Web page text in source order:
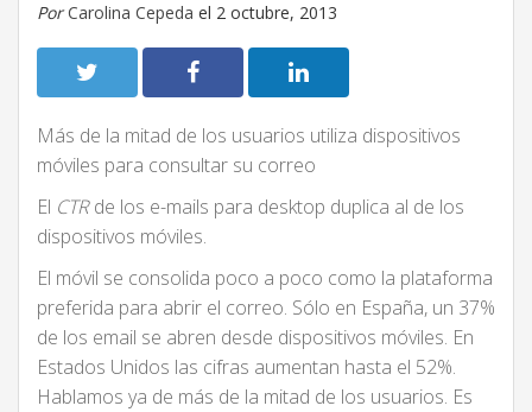
Por Carolina Cepeda el 2 octubre, 2013
Más de la mitad de los usuarios utiliza dispositivos
móviles para consultar su correo
El CTRde los e-mails para desktop duplica al de los
dispositivos móviles.
El móvil se consolida poco a poco como la plataforma
preferida para abrir el correo. Sólo en España, un 37%
de los email se abren desde dispositivos móviles. En
Estados Unidos las cifras aumentan hasta el 52%.
Hablamos ya de más de la mitad de los usuarios. Es